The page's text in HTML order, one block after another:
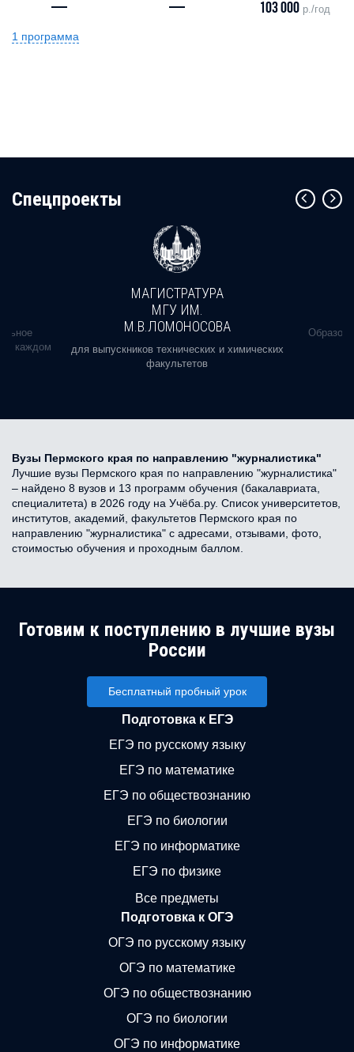
— — 103 000 р./год
1 программа
Cпецпроекты
в каждом
МАГИСТРАТУРА
МГУ ИМ.
М.В.ЛОМОНОСОВА
для выпускников технических и химических
факультетов
Вузы Пермского края по направлению "журналистика"
Лучшие вузы Пермского края по направлению "журналистика"
– найдено 8 вузов и 13 программ обучения (бакалавриата,
специалитета) в 2026 году на Учёба.ру. Список университетов,
институтов, академий, факультетов Пермского края по
направлению "журналистика" с адресами, отзывами, фото,
стоимостью обучения и проходным баллом.
Готовим к поступлению в лучшие вузы
России
Бесплатный пробный урок
Подготовка к ЕГЭ
ЕГЭ по русскому языку
ЕГЭ по математике
ЕГЭ по обществознанию
ЕГЭ по биологии
ЕГЭ по информатике
ЕГЭ по физике
Все предметы
Подготовка к ОГЭ
ОГЭ по русскому языку
ОГЭ по математике
ОГЭ по обществознанию
ОГЭ по биологии
ОГЭ по информатике